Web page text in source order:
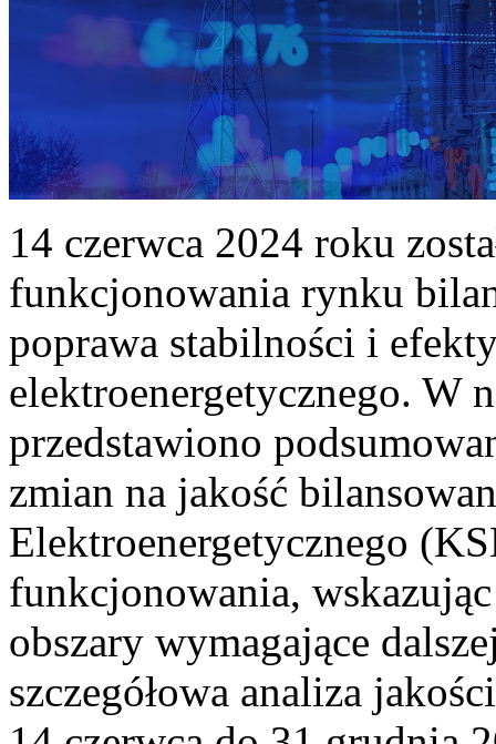
14 czerwca 2024 roku
funkcjonowania rynku
poprawa stabilności i
elektroenergetycznego. W
przedstawiono
zmian na jakość
Elektroenergetycznego
funkcjonowania,
obszary wymagające
szczegółowa analiza